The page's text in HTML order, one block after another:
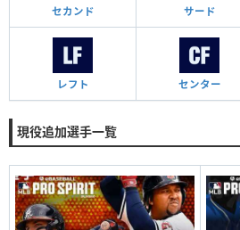
セカンド サード
レフト センター
現役追加選手一覧